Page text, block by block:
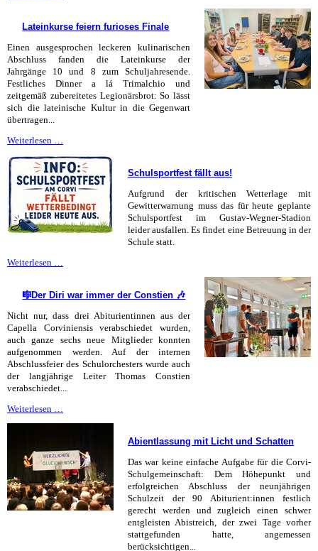
Lateinkurse feiern furioses Finale
Einen ausgesprochen leckeren kulinarischen
Abschluss fanden die Lateinkurse der
Jahrgänge 10 und 8 zum Schuljahresende.
Festliches Dinner a lá Trimalchio und
zeitgemäß zubereitetes Legionärsbrot: So lässt
sich die lateinische Kultur in die Gegenwart
übertragen...
Weiterlesen …
furioses
Finale
Schulsportfest fällt aus!
Aufgrund der kritischen Wetterlage mit
Gewitterwarnung muss das für heute geplante
Schulsportfest im Gustav-Wegner-Stadion
leider ausfallen. Es findet eine Betreuung in der
Schule statt.
Weiterlesen …
🎼Der Diri war immer der Constien 🎶
Nicht nur, dass drei Abiturientinnen aus der
Capella Corviniensis verabschiedet wurden,
auch ganze sechs neue Mitglieder konnten
aufgenommen werden. Auf der internen
Abschlussfeier des Schulorchesters wurde auch
der langjährige Leiter Thomas Constien
verabschiedet...
Weiterlesen …
der
Constien
🎶
Abientlassung mit Licht und Schatten
Das war keine einfache Aufgabe für die Corvi-
Schulgemeinschaft: Dem Höhepunkt und
erfolgreichen Abschluss der neunjährigen
Schulzeit der 90 Abiturient:innen festlich
gerecht werden und zugleich einen schwer
entgleisten Abistreich, der zwei Tage vorher
stattgefunden hatte, angemessen
berücksichtigen...